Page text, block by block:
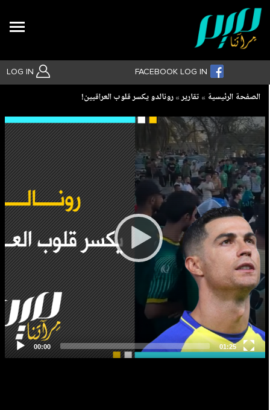
LOG IN FACEBOOK LOG IN
بحث متقدم
Breadcrumb
الصفحة الرئيسية تقارير رونالدو يكسر قلوب العراقيين!